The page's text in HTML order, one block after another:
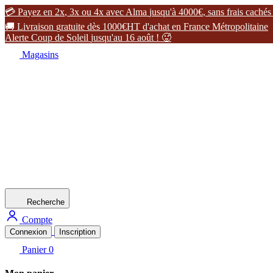
 Payez en 2x, 3x ou 4x avec Alma jusqu'à 4000€, sans frais cachés
 Livraison gratuite dès 1000€HT d'achat en France Métropolitaine
Alerte Coup de Soleil jusqu'au 16 août ! 
Magasins
Recherche
Compte
Connexion Inscription
Panier 0